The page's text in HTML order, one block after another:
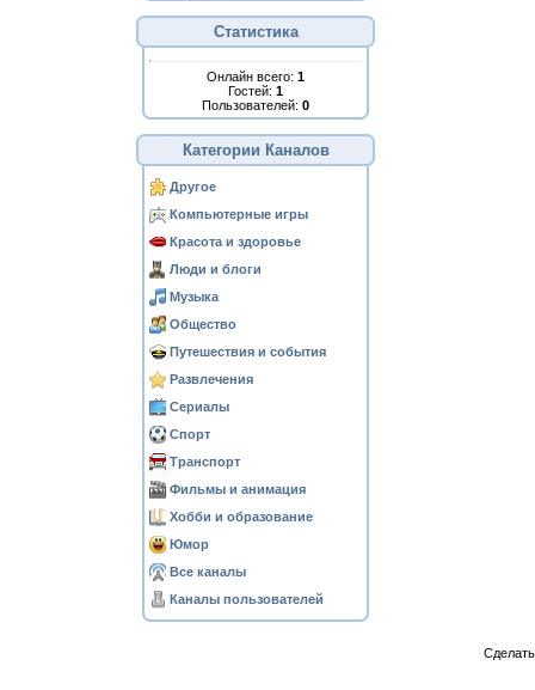
Статистика
Онлайн всего: 1
Гостей: 1
Пользователей: 0
Категории Каналов
Другое
Компьютерные игры
Красота и здоровье
Люди и блоги
Музыка
Общество
Путешествия и события
Развлечения
Сериалы
Спорт
Транспорт
Фильмы и анимация
Хобби и образование
Юмор
Все каналы
Каналы пользователей